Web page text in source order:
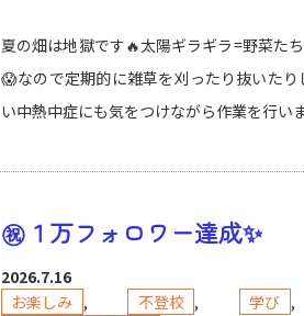
夏の畑は地獄です🔥太陽ギラギラ=野菜た
😱なので定期的に雑草を刈ったり抜いた
い中熱中症にも気をつけながら作業を行い
㊗️１万フォロワー達成✨
2026.7.16
お楽しみ , 不登校 , 学び